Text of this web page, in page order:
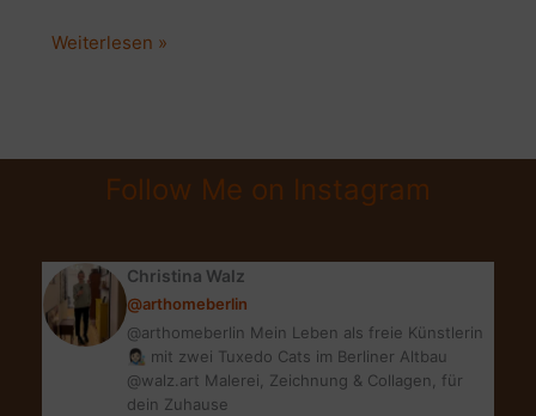
IM
SKIN
FOUNDATION
Weiterlesen »
Follow Me on Instagram
Christina Walz
@arthomeberlin
@arthomeberlin Mein Leben als freie Künstlerin
👩🏻‍🎨 mit zwei Tuxedo Cats im Berliner Altbau
@walz.art Malerei, Zeichnung & Collagen, für
dein Zuhause